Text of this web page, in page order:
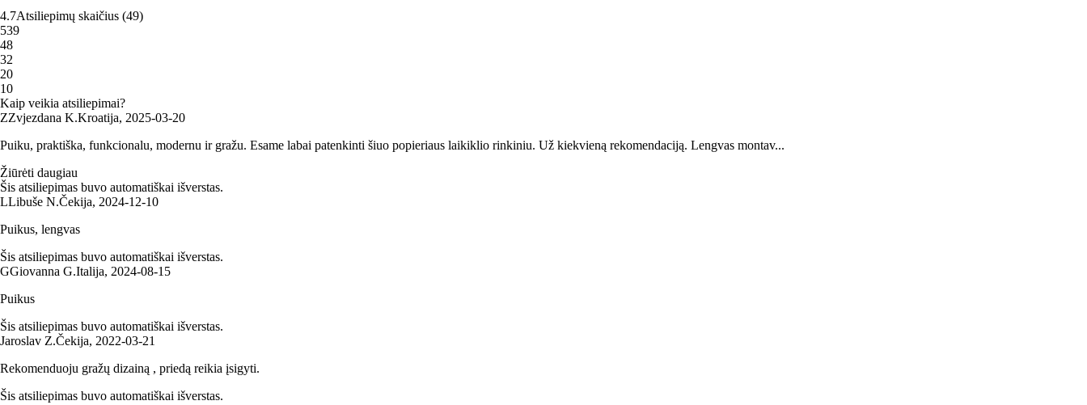
4.7Atsiliepimų skaičius (49)
539
48
32
20
10
Kaip veikia atsiliepimai?
ZZvjezdana K.Kroatija, 2025‑03‑20
Puiku, praktiška, funkcionalu, modernu ir gražu. Esame labai patenkinti šiuo popieriaus laikiklio rinkiniu. Už kiekvieną rekomendaciją. Lengvas montav...
Žiūrėti daugiau
Šis atsiliepimas buvo automatiškai išverstas.
LLibuše N.Čekija, 2024‑12‑10
Puikus, lengvas
Šis atsiliepimas buvo automatiškai išverstas.
GGiovanna G.Italija, 2024‑08‑15
Puikus
Šis atsiliepimas buvo automatiškai išverstas.
Jaroslav Z.Čekija, 2022‑03‑21
Rekomenduoju gražų dizainą , priedą reikia įsigyti.
Šis atsiliepimas buvo automatiškai išverstas.